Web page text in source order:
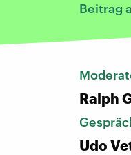
Beitrag
Ralph
Udo